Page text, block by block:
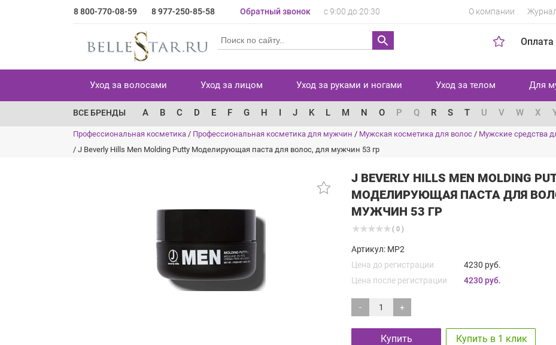
8 800-770-08-59 8 977-250-85-58 Обратный звонок с 9:00 до 20:30 О компании
Оплата
Уход за волосами Уход за лицом Уход за руками и ногами Уход за телом Для
ВСЕ БРЕНДЫ A B C D E F G H I J K L M N O P Q R S T U V W X
Профессиональная косметика / Профессиональная косметика для мужчин / Мужская косметика для волос / Мужские средства
/ J Beverly Hills Men Molding Putty Моделирующая паста для волос, для мужчин 53 гр
J BEVERLY HILLS MEN MOLDING
МОДЕЛИРУЮЩАЯ ПАСТА ДЛЯ
МУЖЧИН 53 ГР
( 0 )
Артикул: MP2
Цена до регистрации
4230 руб.
Цена после регистрации
4230 руб.
- +
Купить Купить в 1 клик